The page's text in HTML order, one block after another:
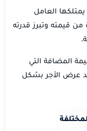
العامل
من قيمته وتبرز قدرته
المضافة التي
عرض الأجر بشكل